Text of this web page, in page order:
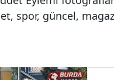
spor, güncel,